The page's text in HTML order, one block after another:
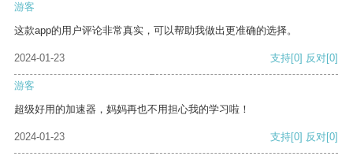
游客
这款app的用户评论非常真实，可以帮助我做出更准确的选择。
2024-01-23 支持[0] 反对[0]
游客
超级好用的加速器，妈妈再也不用担心我的学习啦！
2024-01-23 支持[0] 反对[0]